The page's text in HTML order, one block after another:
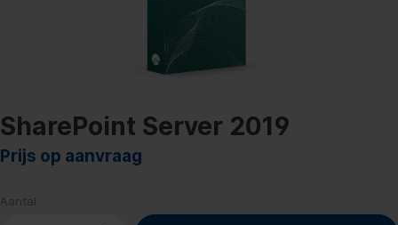
SharePoint Server 2019
Prijs op aanvraag
Aantal